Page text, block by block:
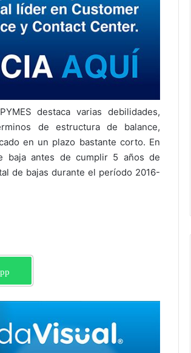
destaca varias debilidades,
de estructura de balance,
en un plazo bastante corto. En
baja antes de cumplir 5 años de
de bajas durante el período 2016-